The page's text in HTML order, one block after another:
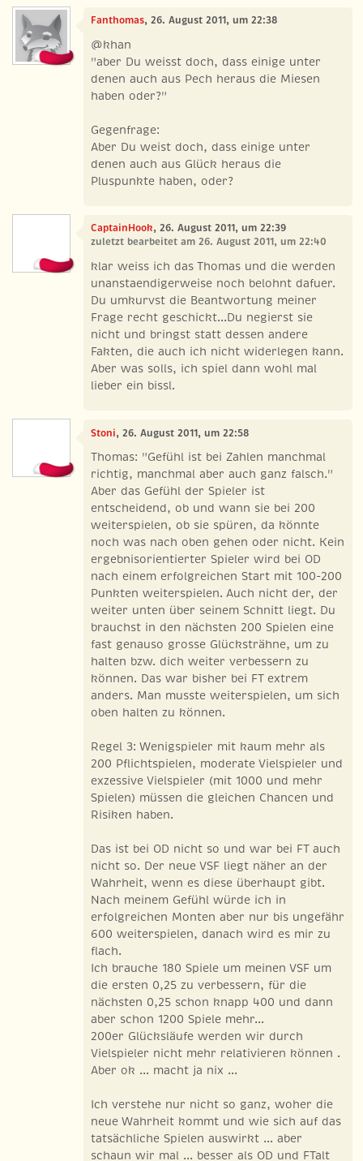
Fanthomas, 26. August 2011, um 22:38
@khan
"aber Du weisst doch, dass einige unter
denen auch aus Pech heraus die Miesen
haben oder?"
Gegenfrage:
Aber Du weist doch, dass einige unter
denen auch aus Glück heraus die
Pluspunkte haben, oder?
CaptainHook, 26. August 2011, um 22:39
zuletzt bearbeitet am 26. August 2011, um 22:40
klar weiss ich das Thomas und die werden
unanstaendigerweise noch belohnt dafuer.
Du umkurvst die Beantwortung meiner
Frage recht geschickt...Du negierst sie
nicht und bringst statt dessen andere
Fakten, die auch ich nicht widerlegen kann.
Aber was solls, ich spiel dann wohl mal
lieber ein bissl.
Stoni, 26. August 2011, um 22:58
Thomas: "Gefühl ist bei Zahlen manchmal
richtig, manchmal aber auch ganz falsch."
Aber das Gefühl der Spieler ist
entscheidend, ob und wann sie bei 200
weiterspielen, ob sie spüren, da könnte
noch was nach oben gehen oder nicht. Kein
ergebnisorientierter Spieler wird bei OD
nach einem erfolgreichen Start mit 100-200
Punkten weiterspielen. Auch nicht der, der
weiter unten über seinem Schnitt liegt. Du
brauchst in den nächsten 200 Spielen eine
fast genauso grosse Glücksträhne, um zu
halten bzw. dich weiter verbessern zu
können. Das war bisher bei FT extrem
anders. Man musste weiterspielen, um sich
oben halten zu können.
Regel 3: Wenigspieler mit kaum mehr als
200 Pflichtspielen, moderate Vielspieler und
exzessive Vielspieler (mit 1000 und mehr
Spielen) müssen die gleichen Chancen und
Risiken haben.
Das ist bei OD nicht so und war bei FT auch
nicht so. Der neue VSF liegt näher an der
Wahrheit, wenn es diese überhaupt gibt.
Nach meinem Gefühl würde ich in
erfolgreichen Monten aber nur bis ungefähr
600 weiterspielen, danach wird es mir zu
flach.
Ich brauche 180 Spiele um meinen VSF um
die ersten 0,25 zu verbessern, für die
nächsten 0,25 schon knapp 400 und dann
aber schon 1200 Spiele mehr...
200er Glücksläufe werden wir durch
Vielspieler nicht mehr relativieren können .
Aber ok ... macht ja nix ...
Ich verstehe nur nicht so ganz, woher die
neue Wahrheit kommt und wie sich auf das
tatsächliche Spielen auswirkt ... aber
schaun wir mal ... besser als OD und FTalt